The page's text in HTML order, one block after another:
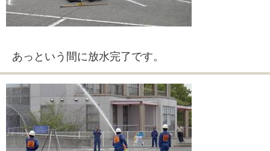
あっという間に放水完了です。